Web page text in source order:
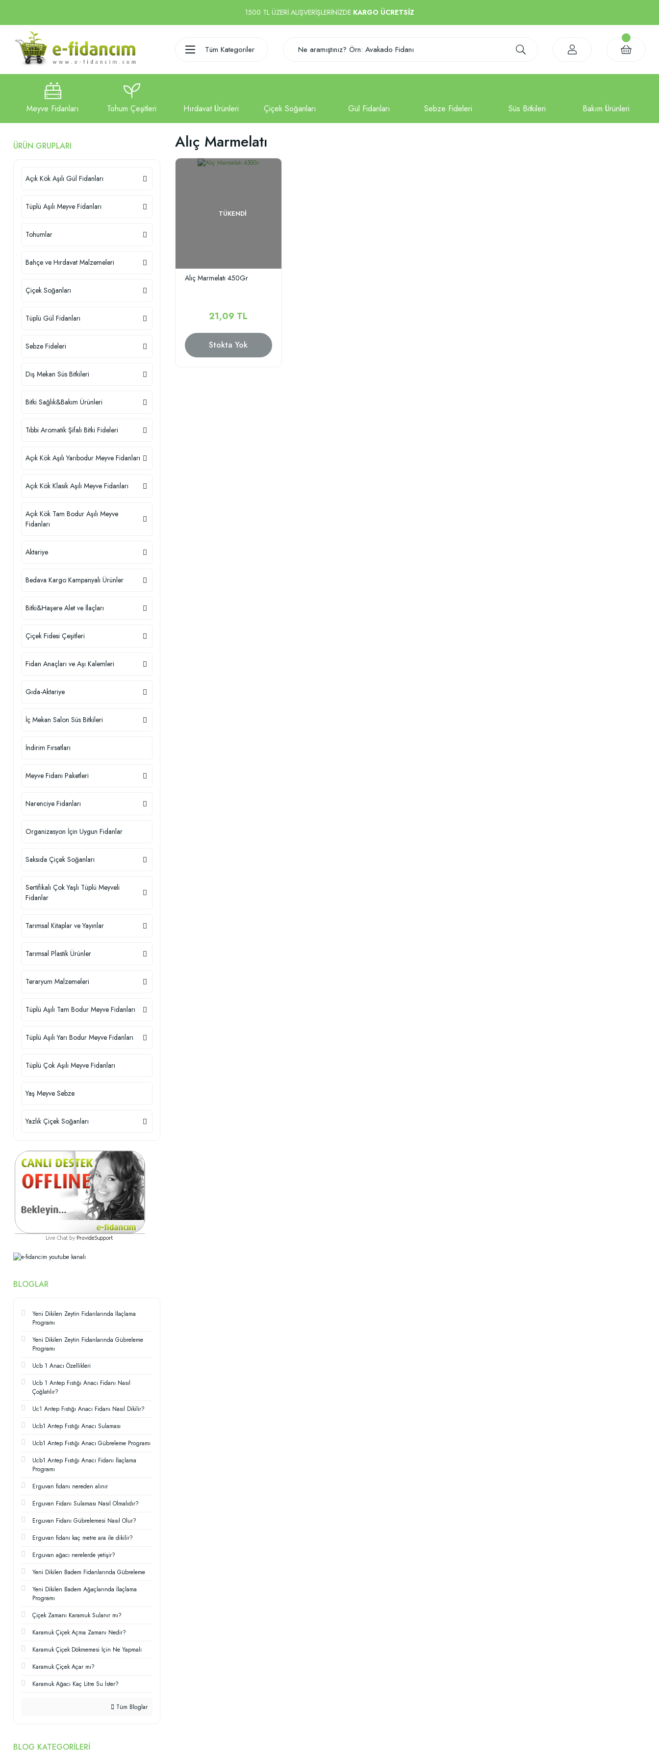
1500 TL ÜZERİ ALIŞVERİŞLERİNİZDE KARGO ÜCRETSİZ
Tüm Kategoriler
ÜRÜN GRUPLARI
Açık Kök Aşılı Gül Fidanları
Tüplü Aşılı Meyve Fidanları
Tohumlar
Bahçe ve Hırdavat Malzemeleri
Çiçek Soğanları
Tüplü Gül Fidanları
Sebze Fideleri
Dış Mekan Süs Bitkileri
Bitki Sağlık&Bakım Ürünleri
Tıbbi Aromatik Şifalı Bitki Fideleri
Açık Kök Aşılı Yarıbodur Meyve Fidanları
Açık Kök Klasik Aşılı Meyve Fidanları
Açık Kök Tam Bodur Aşılı Meyve
Fidanları
Aktariye
Bedava Kargo Kampanyalı Ürünler
Bitki&Haşere Alet ve İlaçları
Çiçek Fidesi Çeşitleri
Fidan Anaçları ve Aşı Kalemleri
Gıda-Aktariye
İç Mekan Salon Süs Bitkileri
İndirim Fırsatları
Meyve Fidanı Paketleri
Narenciye Fidanları
Organizasyon İçin Uygun Fidanlar
Saksıda Çiçek Soğanları
Sertifikalı Çok Yaşlı Tüplü Meyveli
Fidanlar
Tarımsal Kitaplar ve Yayınlar
Tarımsal Plastik Ürünler
Teraryum Malzemeleri
Tüplü Aşılı Tam Bodur Meyve Fidanları
Tüplü Aşılı Yarı Bodur Meyve Fidanları
Tüplü Çok Aşılı Meyve Fidanları
Yaş Meyve Sebze
Yazlık Çiçek Soğanları
BLOGLAR
Yeni Dikilen Zeytin Fidanlarında İlaçlama
Programı
Yeni Dikilen Zeytin Fidanlarında Gübreleme
Programı
Ucb 1 Anacı Özellikleri
Ucb 1 Antep Fıstığı Anacı Fidanı Nasıl
Çoğlatılır?
Uc1 Antep Fıstığı Anacı Fidanı Nasıl Dikilir?
Ucb1 Antep Fıstığı Anacı Sulaması
Ucb1 Antep Fıstığı Anacı Gübreleme Programı
Ucb1 Antep Fıstığı Anacı Fidanı İlaçlama
Programı
Erguvan fidanı nereden alınır
Erguvan Fidanı Sulaması Nasıl Olmalıdır?
Erguvan Fidanı Gübrelemesi Nasıl Olur?
Erguvan fidanı kaç metre ara ile dikilir?
Erguvan ağacı nerelerde yetişir?
Yeni Dikilen Badem Fidanlarında Gübreleme
Yeni Dikilen Badem Ağaçlarında İlaçlama
Programı
Çiçek Zamanı Karamuk Sulanır mı?
Karamuk Çiçek Açma Zamanı Nedir?
Karamuk Çiçek Dökmemesi İçin Ne Yapmalı
Karamuk Çiçek Açar mı?
Karamuk Ağacı Kaç Litre Su İster?
Tüm Bloglar
BLOG KATEGORILERI
Alıç Marmelatı
TÜKENDI
Alıç Marmelatı 450Gr
21,09 TL
Stokta Yok